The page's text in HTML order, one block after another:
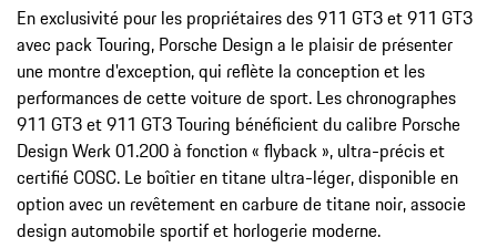
En exclusivité pour les propriétaires des 911 GT3 et 911 GT3
avec pack Touring, Porsche Design a le plaisir de présenter
une montre d'exception, qui reflète la conception et les
performances de cette voiture de sport. Les chronographes
911 GT3 et 911 GT3 Touring bénéficient du calibre Porsche
Design Werk 01.200 à fonction « flyback », ultra-précis et
certifié COSC. Le boîtier en titane ultra-léger, disponible en
option avec un revêtement en carbure de titane noir, associe
design automobile sportif et horlogerie moderne.